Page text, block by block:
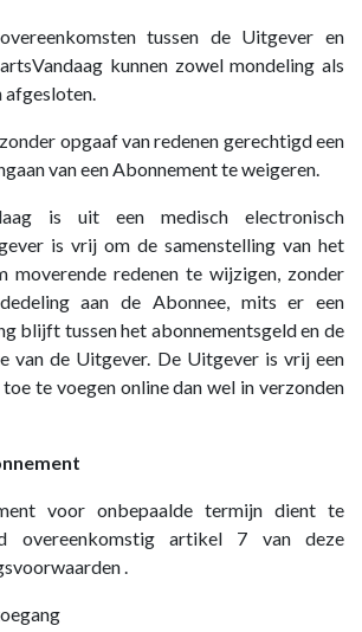
tussen de Uitgever en
kunnen zowel mondeling als
opgaaf van redenen gerechtigd een
van een Abonnement te weigeren.
is uit een medisch electronisch
is vrij om de samenstelling van het
moverende redenen te wijzigen, zonder
aan de Abonnee, mits er een
blijft tussen het abonnementsgeld en de
van de Uitgever. De Uitgever is vrij een
te voegen online dan wel in verzonden
voor onbepaalde termijn dient te
overeenkomstig artikel 7 van deze
.